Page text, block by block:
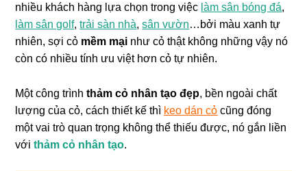
nhiều khách hàng lựa chọn trong việc làm sân bóng đá,
làm sân golf,trải sàn nhà,sân vườn…bởi màu xanh tự
nhiên, sợi cỏ mềm mại như cỏ thật không những vậy nó
còn có nhiều tính ưu việt hơn cỏ tự nhiên.
Một công trìnhthảm cỏ nhân tạo đẹp, bền ngoài chất
lượng của cỏ, cách thiết kế thì keo dán cỏ cũng đóng
một vai trò quan trọng không thể thiếu được, nó gắn liền
vớithảm cỏ nhân tạo.